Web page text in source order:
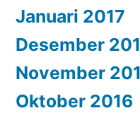
Januari 2017
Desember
November
Oktober 2016